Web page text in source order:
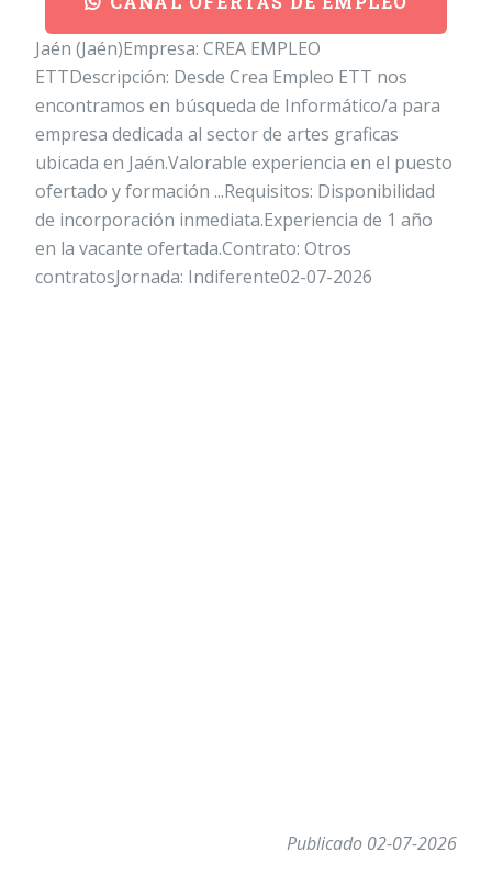
Jaén (Jaén)Empresa: CREA EMPLEO
ETTDescripción: Desde Crea Empleo ETT nos
encontramos en búsqueda de Informático/a para
empresa dedicada al sector de artes graficas
ubicada en Jaén.Valorable experiencia en el puesto
ofertado y formación ...Requisitos: Disponibilidad
de incorporación inmediata.Experiencia de 1 año
en la vacante ofertada.Contrato: Otros
contratosJornada: Indiferente02-07-2026
Publicado 02-07-2026